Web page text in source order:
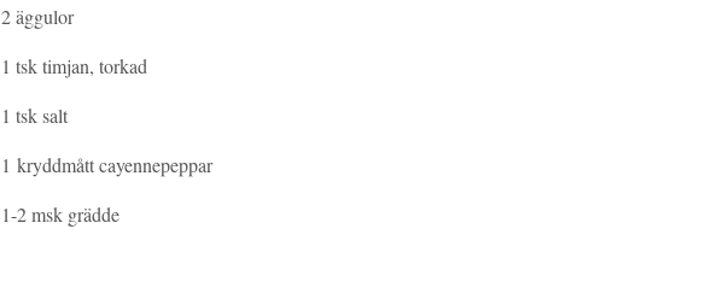
2 äggulor
1 tsk timjan, torkad
1 tsk salt
1 kryddmått cayennepeppar
1-2 msk grädde